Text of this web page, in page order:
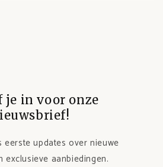
je in voor onze
eerste updates over nieuwe
exclusieve aanbiedingen.